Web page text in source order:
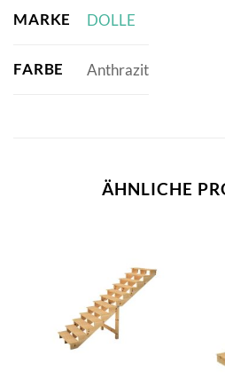
MARKE DOLLE
FARBE Anthrazit
ÄHNLICHE